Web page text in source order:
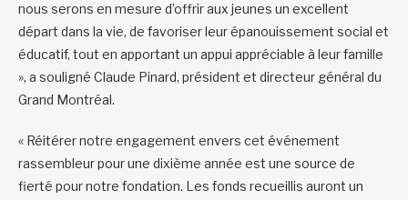
nous serons en mesure d’offrir aux jeunes un excellent
départ dans la vie, de favoriser leur épanouissement social et
éducatif, tout en apportant un appui appréciable à leur famille
», a souligné Claude Pinard, président et directeur général du
Grand Montréal.
« Réitérer notre engagement envers cet événement
rassembleur pour une dixième année est une source de
fierté pour notre fondation. Les fonds recueillis auront un